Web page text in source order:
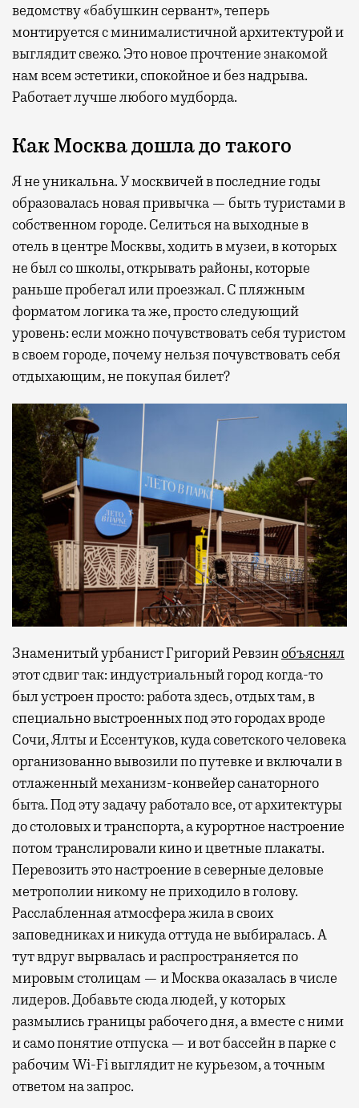
ведомству «бабушкин сервант», теперь
монтируется с минималистичной архитектурой и
выглядит свежо. Это новое прочтение знакомой
нам всем эстетики, спокойное и без надрыва.
Работает лучше любого мудборда.
Как Москва дошла до такого
Я не уникальна. У москвичей в последние годы
образовалась новая привычка — быть туристами в
собственном городе. Селиться на выходные в
отель в центре Москвы, ходить в музеи, в которых
не был со школы, открывать районы, которые
раньше пробегал или проезжал. С пляжным
форматом логика та же, просто следующий
уровень: если можно почувствовать себя туристом
в своем городе, почему нельзя почувствовать себя
отдыхающим, не покупая билет?
Знаменитый урбанист Григорий Ревзинобъяснял
этот сдвиг так: индустриальный город когда-то
был устроен просто: работа здесь, отдых там, в
специально выстроенных под это городах вроде
Сочи, Ялты и Ессентуков, куда советского человека
организованно вывозили по путевке и включали в
отлаженный механизм-конвейер санаторного
быта. Под эту задачу работало все, от архитектуры
до столовых и транспорта, а курортное настроение
потом транслировали кино и цветные плакаты.
Перевозить это настроение в северные деловые
метрополии никому не приходило в голову.
Расслабленная атмосфера жила в своих
заповедниках и никуда оттуда не выбиралась. А
тут вдруг вырвалась и распространяется по
мировым столицам — и Москва оказалась в числе
лидеров. Добавьте сюда людей, у которых
размылись границы рабочего дня, а вместе с ними
и само понятие отпуска — и вот бассейн в парке с
рабочим Wi-Fi выглядит не курьезом, а точным
ответом на запрос.